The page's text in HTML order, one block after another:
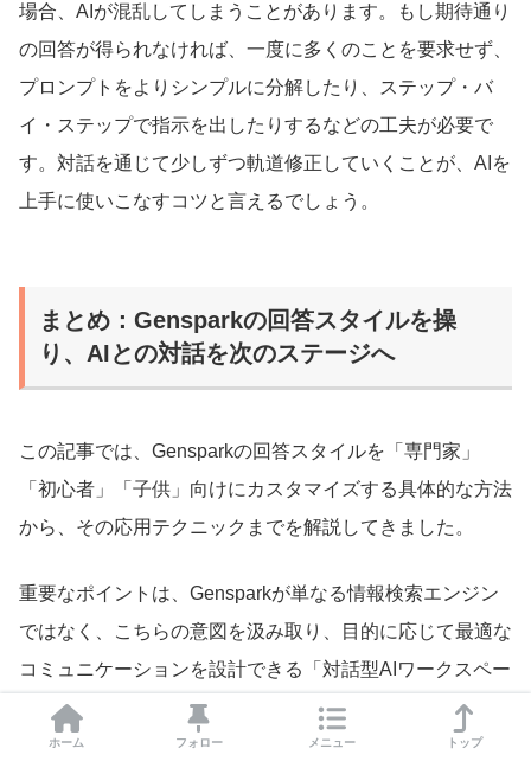
場合、AIが混乱してしまうことがあります。もし期待通り
の回答が得られなければ、一度に多くのことを要求せず、
プロンプトをよりシンプルに分解したり、ステップ・バ
イ・ステップで指示を出したりするなどの工夫が必要で
す。対話を通じて少しずつ軌道修正していくことが、AIを
上手に使いこなすコツと言えるでしょう。
まとめ：Gensparkの回答スタイルを操
り、AIとの対話を次のステージへ
この記事では、Gensparkの回答スタイルを「専門家」
「初心者」「子供」向けにカスタマイズする具体的な方法
から、その応用テクニックまでを解説してきました。
重要なポイントは、Gensparkが単なる情報検索エンジン
ではなく、こちらの意図を汲み取り、目的に応じて最適な
コミュニケーションを設計できる「対話型AIワークスペー
ス」であるという点です。
ホーム フォロー メニュー トップ